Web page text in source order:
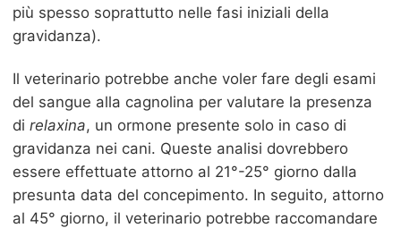
più spesso soprattutto nelle fasi iniziali della
gravidanza).
Il veterinario potrebbe anche voler fare degli esami
del sangue alla cagnolina per valutare la presenza
di relaxina, un ormone presente solo in caso di
gravidanza nei cani. Queste analisi dovrebbero
essere effettuate attorno al 21°-25° giorno dalla
presunta data del concepimento. In seguito, attorno
al 45° giorno, il veterinario potrebbe raccomandare